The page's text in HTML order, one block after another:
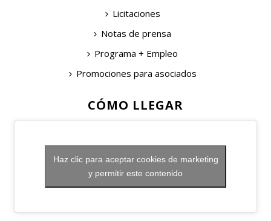
Licitaciones
Notas de prensa
Programa + Empleo
Promociones para asociados
CÓMO LLEGAR
Haz clic para aceptar cookies de marketing
y permitir este contenido